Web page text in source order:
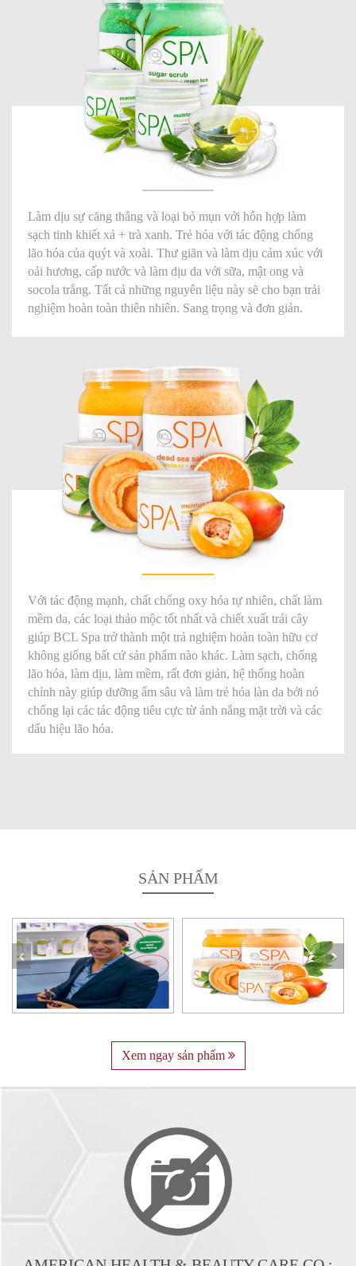
Làm dịu sự căng thẳng và loại bỏ mụn với hỗn hợp làm
sạch tinh khiết xả + trà xanh. Trẻ hóa với tác động chống
lão hóa của quýt và xoài. Thư giãn và làm dịu cảm xúc với
oải hương, cấp nước và làm dịu da với sữa, mật ong và
socola trắng. Tất cả những nguyên liệu này sẽ cho bạn trải
nghiệm hoàn toàn thiên nhiên. Sang trọng và đơn giản.
Với tác động mạnh, chất chống oxy hóa tự nhiên, chất làm
mềm da, các loại thảo mộc tốt nhất và chiết xuất trái cây
giúp BCL Spa trở thành một trả nghiệm hoàn toàn hữu cơ
không giống bất cứ sản phẩm nào khác. Làm sạch, chống
lão hóa, làm dịu, làm mềm, rất đơn giản, hệ thống hoàn
chỉnh này giúp dưỡng ẩm sâu và làm trẻ hóa làn da bởi nó
chống lại các tác động tiêu cực từ ánh nắng mặt trời và các
dấu hiệu lão hóa.
SẢN PHẨM
Xem ngay sản phẩm